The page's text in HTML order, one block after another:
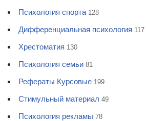
Психология спорта 128
Дифференциальная психология 117
Хрестоматия 130
Психология семьи 81
Рефераты Курсовые 199
Стимульный материал 49
Психология рекламы 78